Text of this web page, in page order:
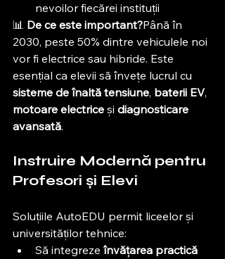
nevoilor fiecărei instituții
📊 De ce este important?Până în
2030, peste 50% dintre vehiculele noi
vor fi electrice sau hibride. Este
esențial ca elevii să învețe lucrul cu
sisteme de înaltă tensiune, baterii EV,
motoare electrice și diagnosticare
avansată.
Instruire Modernă pentru
Profesori și Elevi
Soluțiile AutoEDU permit liceelor și
universităților tehnice:
Să integreze învățarea practică